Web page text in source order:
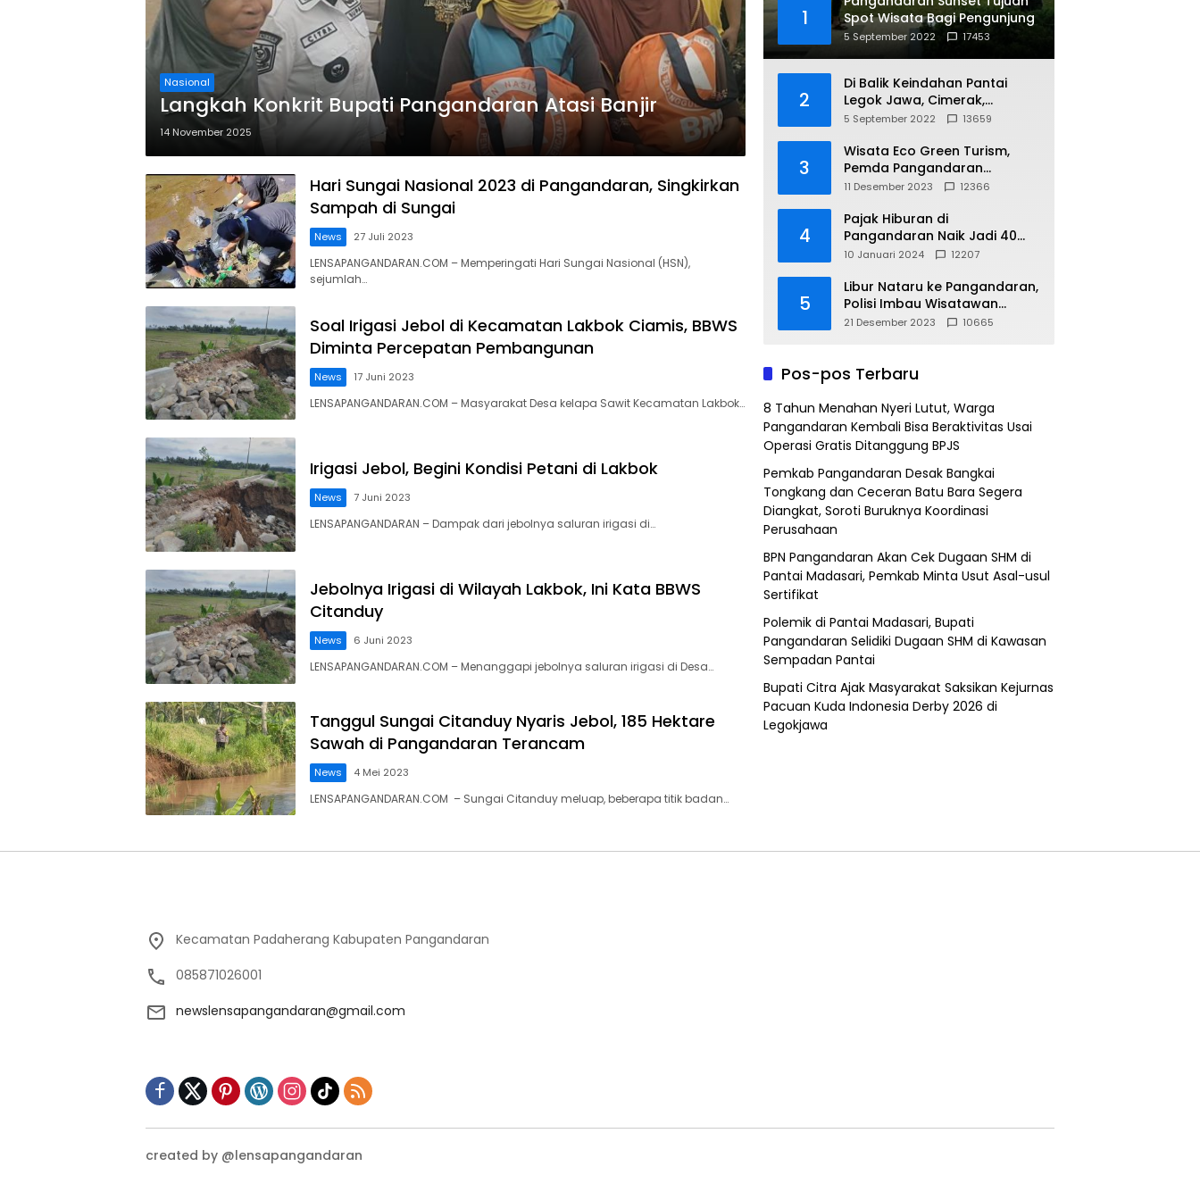
Nasional
Langkah Konkrit Bupati Pangandaran Atasi Banjir
14 November 2025
Hari Sungai Nasional 2023 di Pangandaran, Singkirkan
Sampah di Sungai
News 27 Juli 2023
LENSAPANGANDARAN.COM – Memperingati Hari Sungai Nasional (HSN),
sejumlah…
Soal Irigasi Jebol di Kecamatan Lakbok Ciamis, BBWS
Diminta Percepatan Pembangunan
News 17 Juni 2023
LENSAPANGANDARAN.COM – Masyarakat Desa kelapa Sawit Kecamatan Lakbok…
Irigasi Jebol, Begini Kondisi Petani di Lakbok
News 7 Juni 2023
LENSAPANGANDARAN – Dampak dari jebolnya saluran irigasi di…
Jebolnya Irigasi di Wilayah Lakbok, Ini Kata BBWS
Citanduy
News 6 Juni 2023
LENSAPANGANDARAN.COM – Menanggapi jebolnya saluran irigasi di Desa…
Tanggul Sungai Citanduy Nyaris Jebol, 185 Hektare
Sawah di Pangandaran Terancam
News 4 Mei 2023
LENSAPANGANDARAN.COM – Sungai Citanduy meluap, beberapa titik badan…
1
Spot Wisata Bagi Pengunjung
5 September 2022 17453
2
Di Balik Keindahan Pantai
Legok Jawa, Cimerak,
Pangandaran
5 September 2022 13659
3
Wisata Eco Green Turism,
Pemda Pangandaran
Gandeng PLN
11 Desember 2023 12366
4
Pajak Hiburan di
Pangandaran Naik Jadi 40
Persen
10 Januari 2024 12207
5
Libur Nataru ke Pangandaran,
Polisi Imbau Wisatawan
Gunakan Jalur Arteri
21 Desember 2023 10665
Pos-pos Terbaru
8 Tahun Menahan Nyeri Lutut, Warga
Pangandaran Kembali Bisa Beraktivitas Usai
Operasi Gratis Ditanggung BPJS
Pemkab Pangandaran Desak Bangkai
Tongkang dan Ceceran Batu Bara Segera
Diangkat, Soroti Buruknya Koordinasi
Perusahaan
BPN Pangandaran Akan Cek Dugaan SHM di
Pantai Madasari, Pemkab Minta Usut Asal-usul
Sertifikat
Polemik di Pantai Madasari, Bupati
Pangandaran Selidiki Dugaan SHM di Kawasan
Sempadan Pantai
Bupati Citra Ajak Masyarakat Saksikan Kejurnas
Pacuan Kuda Indonesia Derby 2026 di
Legokjawa
Kecamatan Padaherang Kabupaten Pangandaran
085871026001
newslensapangandaran@gmail.com
created by @lensapangandaran